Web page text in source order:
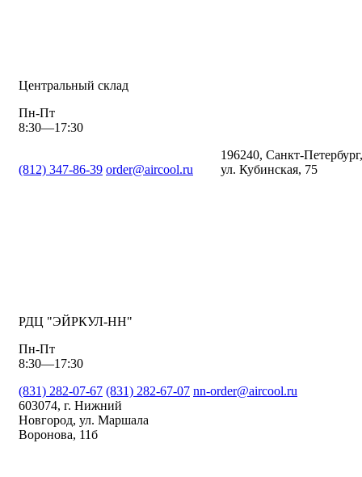
Центральный склад
Пн-Пт
8:30—17:30
(812) 347-86-39 order@aircool.ru
196240, Санкт-Петербург,
ул. Кубинская, 75
РДЦ "ЭЙРКУЛ-НН"
Пн-Пт
8:30—17:30
(831) 282-07-67 (831) 282-67-07 nn-order@aircool.ru
603074, г. Нижний
Новгород, ул. Маршала
Воронова, 11б